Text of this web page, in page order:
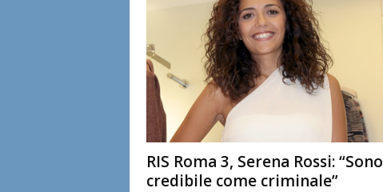
RIS Roma 3, Serena Rossi: “Sono
credibile come criminale”